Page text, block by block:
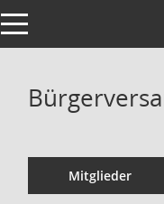
Toggle navigation
Mitglieder